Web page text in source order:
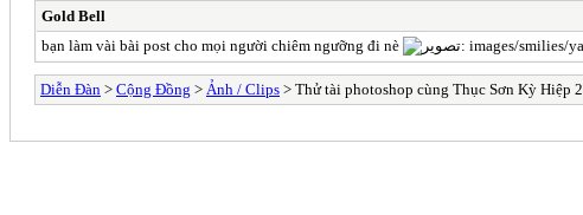
Gold Bell
bạn làm vài bài post cho mọi người chiêm ngưỡng đi nè
Diễn Đàn > Cộng Đồng > Ảnh / Clips > Thử tài photoshop cùng Thục Sơn Kỳ Hiệp 2